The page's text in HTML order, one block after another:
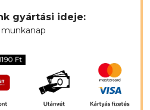
gyártási ideje:
munkanap